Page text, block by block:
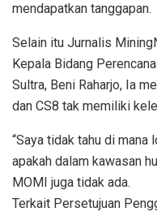
mendapatkan tanggapan.
Selain itu Jurnalis
Kepala Bidang
Sultra, Beni Raharjo, Ia
dan CS8 tak memiliki
“Saya tidak tahu di
apakah dalam kawasan
MOMI juga tidak ada.
Terkait Persetujuan